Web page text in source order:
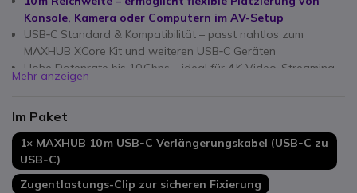
Konsole, Kamera oder Computern im AV-Setup
USB‑C Standard & Kompatibilität – passt nahtlos zum
MAXHUB XCore Kit und weiteren USB‑C Geräten
Hohe Datenrate bis 10 Gbps – ideal für 4 K Video-Streaming
und schnelle Dateiübertragung
Stromversorgung über ein Kabel
Robuste Bauweise – gesleevtes Kabel mit vergoldeten
Steckern für maximale Langlebigkeit
Plug & Play – ohne Treiberinstallation einsatzfähig
PoE-Integration – kompatibel mit PoE-über-USB-C-Lösungen
Mehr anzeigen
Im Paket
1× MAXHUB 10 m USB‑C Verlängerungskabel (USB‑C zu
USB‑C)
Zugentlastungs-Clip zur sicheren Fixierung